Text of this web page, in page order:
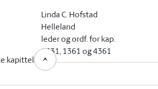
Linda C. Hofstad
Helleland
leder og ordf. for kap.
1331, 1361 og 4361
kapittel